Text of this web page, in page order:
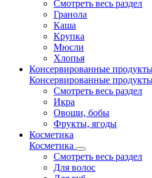
Смотреть весь раздел
Гранола
Каша
Крупка
Мюсли
Хлопья
Консервированные
Консервированные
Смотреть весь раздел
Икра
Овощи, бобы
Фрукты, ягоды
Косметика
Косметика
Смотреть весь раздел
Для волос